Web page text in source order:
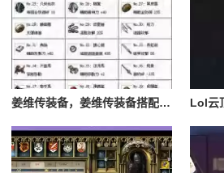
姜维传装备，姜维传装备搭配一览表最新